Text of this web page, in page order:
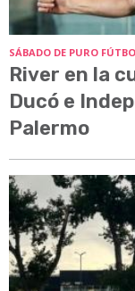
SÁBADO DE PURO
River en la
Ducó e
Palermo